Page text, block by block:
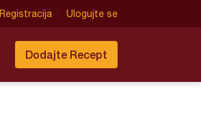
Registracija Ulogujte se
Dodajte Recept